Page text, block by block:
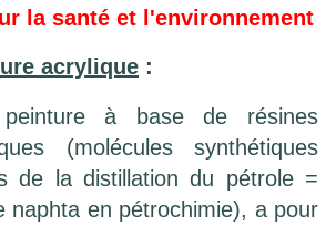
la santé et l'environnement
acrylique :
à base de résines
(molécules synthétiques
de la distillation du pétrole =
naphta en pétrochimie), a pour